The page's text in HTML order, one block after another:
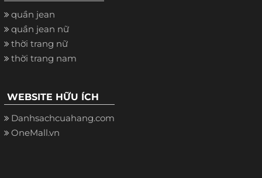
quần jean
quần jean nữ
thời trang nữ
thời trang nam
WEBSITE HỮU ÍCH
Danhsachcuahang.com
OneMall.vn